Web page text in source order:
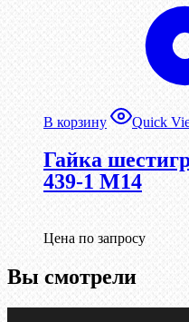
В корзину Quick
Гайка
439-1 М14
Цена по запросу
Вы смотрели